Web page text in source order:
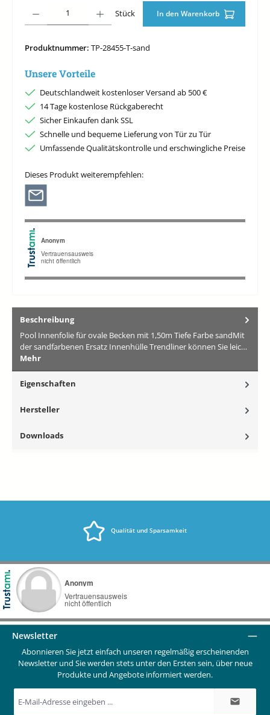
Stück In den Warenkorb
Produktnummer: TP-28455-T-sand
Unsere Vorteile
Deutschlandweit kostenloser Versand ab 500 €
14 Tage kostenlose Rückgaberecht
Sicher Einkaufen dank SSL
Schnelle und bequeme Lieferung von Tür zu Tür
Umfassende Qualitätskontrolle und erschwingliche Preise
Dieses Produkt weiterempfehlen:
Beschreibung
Pool Innenfolie für ovale Becken mit 1,50m Tiefe Farbe sandMit
der sandfarbenen Ersatz Innenhülle Trendliner können Sie leic…
Mehr
Eigenschaften
Hersteller
Downloads
Qualität und Sparsamkeit
Newsletter
Abonnieren Sie jetzt einfach unseren regelmäßig erscheinenden
Newsletter und Sie werden stets unter den Ersten sein, über neue
Produkte und Angebote informiert werden.
Mail-